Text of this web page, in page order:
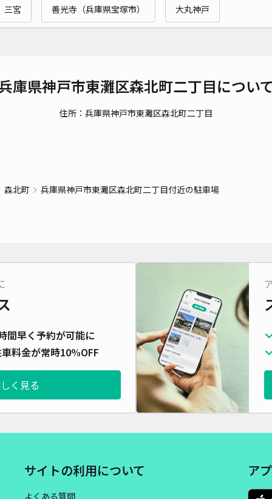
時
貸
三宮 善光寺（兵庫県宝塚市） 大丸神戸
庫県神戸市東灘区森北町二丁目につい
住所：兵庫県神戸市東灘区森北町二丁目
森北町 兵庫県神戸市東灘区森北町二丁目付近の駐車場
間早く予約が可能に
料金が常時10%OFF
く見る
サイトの利用について
よくある質問
ア